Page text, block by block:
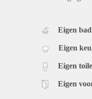
Eigen
Eigen
Eigen
Eigen